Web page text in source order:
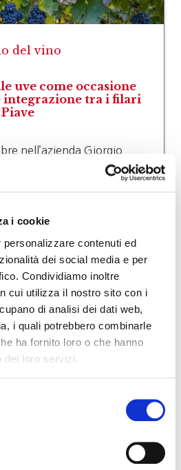
i cookie
contenuti ed
dei social media e per
Condividiamo inoltre
cui utilizza il nostro sito con i
di analisi dei dati web,
i quali potrebbero combinarle
ha fornito loro o che hanno
dei loro servizi.
del vino
uve come occasione
integrazione tra i filari
nell’azienda Giorgio
di Piave i “vignaioli per un
del vino
“Il Maestro” della XX